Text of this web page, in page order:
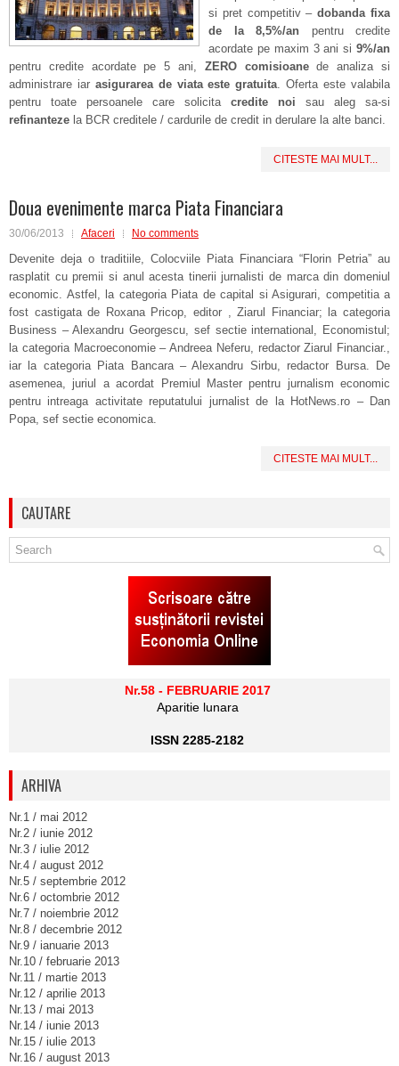
si pret competitiv –dobanda fixa
de la 8,5%/an pentru credite
acordate pe maxim 3 ani si 9%/an
pentru credite acordate pe 5 ani, ZERO comisioanede analiza si
administrare iar asigurarea de viata este gratuita. Oferta este valabila
pentru toate persoanele care solicita credite noi sau aleg sa-si
refinanteze la BCR creditele / cardurile de credit in derulare la alte banci.
CITESTE MAI MULT...
Doua evenimente marca Piata Financiara
30/06/2013 Afaceri No comments
Devenite deja o traditiile, Colocviile Piata Financiara “Florin Petria” au
rasplatit cu premii si anul acesta tinerii jurnalisti de marca din domeniul
economic. Astfel, la categoria Piata de capital si Asigurari, competitia a
fost castigata de Roxana Pricop, editor , Ziarul Financiar; la categoria
Business – Alexandru Georgescu, sef sectie international, Economistul;
la categoria Macroeconomie – Andreea Neferu, redactor Ziarul Financiar.,
iar la categoria Piata Bancara – Alexandru Sirbu, redactor Bursa. De
asemenea, juriul a acordat Premiul Master pentru jurnalism economic
pentru intreaga activitate reputatului jurnalist de la HotNews.ro – Dan
Popa, sef sectie economica.
CITESTE MAI MULT...
CAUTARE
Nr.58 - FEBRUARIE 2017
Aparitie lunara
ISSN 2285-2182
ARHIVA
Nr.1 / mai 2012
Nr.2 / iunie 2012
Nr.3 / iulie 2012
Nr.4 / august 2012
Nr.5 / septembrie 2012
Nr.6 / octombrie 2012
Nr.7 / noiembrie 2012
Nr.8 / decembrie 2012
Nr.9 / ianuarie 2013
Nr.10 / februarie 2013
Nr.11 / martie 2013
Nr.12 / aprilie 2013
Nr.13 / mai 2013
Nr.14 / iunie 2013
Nr.15 / iulie 2013
Nr.16 / august 2013